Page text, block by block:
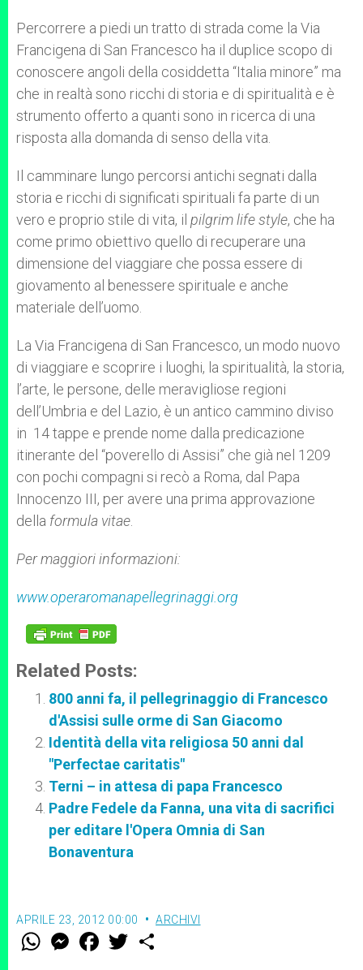
Percorrere a piedi un tratto di strada come la Via
Francigena di San Francesco ha il duplice scopo di
conoscere angoli della cosiddetta “Italia minore” ma
che in realtà sono ricchi di storia e di spiritualità e è
strumento offerto a quanti sono in ricerca di una
risposta alla domanda di senso della vita.
Il camminare lungo percorsi antichi segnati dalla
storia e ricchi di significati spirituali fa parte di un
vero e proprio stile di vita, il pilgrim life style, che ha
come primo obiettivo quello di recuperare una
dimensione del viaggiare che possa essere di
giovamento al benessere spirituale e anche
materiale dell’uomo.
La Via Francigena di San Francesco, un modo nuovo
di viaggiare e scoprire i luoghi, la spiritualità, la storia,
l’arte, le persone, delle meravigliose regioni
dell’Umbria e del Lazio, è un antico cammino diviso
in 14 tappe e prende nome dalla predicazione
itinerante del “poverello di Assisi” che già nel 1209
con pochi compagni si recò a Roma, dal Papa
Innocenzo III, per avere una prima approvazione
della formula vitae
Per maggiori informazioni:
www.operaromanapellegrinaggi.org
Related Posts:
800 anni fa, il pellegrinaggio di Francesco
d'Assisi sulle orme di San Giacomo
Identità della vita religiosa 50 anni dal
"Perfectae caritatis"
Terni – in attesa di papa Francesco
Padre Fedele da Fanna, una vita di sacrifici
per editare l'Opera Omnia di San
Bonaventura
APRILE 23, 2012 00:00 ARCHIVI
W M
e
F
a w